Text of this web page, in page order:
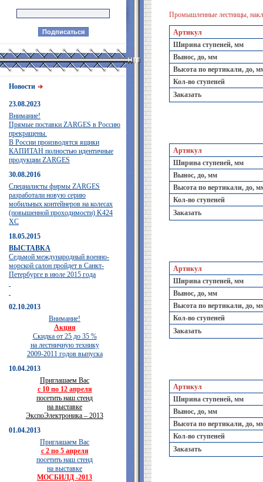
Новости
23.08.2023
Внимание!
Прямые поставки ZARGES в Россию
прекращены.
В России производятся ящики
КАПИТАН полностью идентичные
продукции ZARGES
30.08.2016
Специалисты фирмы ZARGES
разработали новую серию
мобильных контейнеров на колесах
(повышенной проходимости) K424
XC
18.05.2015
ВЫСТАВКА
Седьмой международный военно-
морской салон пройдет в Санкт-
Петербурге в июле 2015 года
02.10.2013
Внимание!
Акция
Скидка от 25 до 35 %
на лестничную технику
2009-2011 годов выпуска
10.04.2013
Приглашаем Вас
с 10 по 12 апреля
посетить наш стенд
на выставке
ЭкспоЭлектроника – 2013
01.04.2013
Приглашаем Вас
с 2 по 5 апреля
посетить наш стенд
на выставке
МОСБИЛД -2013
Промышленные лестницы,
Артикул
Ширина ступеней, мм
Вынос, до, мм
Высота по вертикали, до,
Кол-во ступеней
Заказать
Артикул
Ширина ступеней, мм
Вынос, до, мм
Высота по вертикали, до,
Кол-во ступеней
Заказать
Артикул
Ширина ступеней, мм
Вынос, до, мм
Высота по вертикали, до,
Кол-во ступеней
Заказать
Артикул
Ширина ступеней, мм
Вынос, до, мм
Высота по вертикали, до,
Кол-во ступеней
Заказать